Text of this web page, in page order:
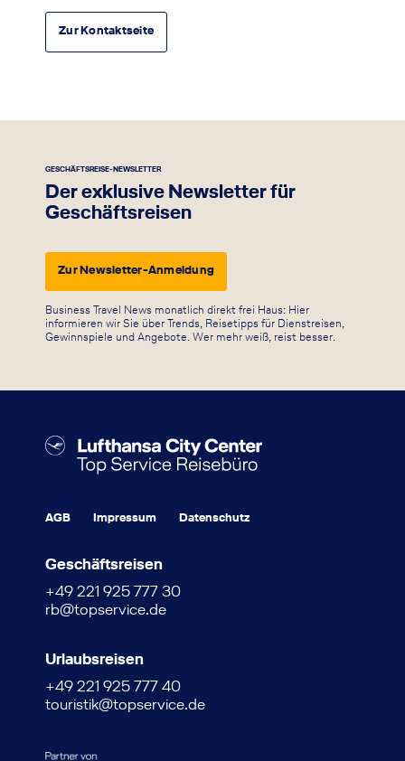
Zur Kontaktseite
GESCHÄFTSREISE-NEWSLETTER
Der exklusive Newsletter für
Geschäftsreisen
Zur Newsletter-Anmeldung
Business Travel News monatlich direkt frei Haus: Hier
informieren wir Sie über Trends, Reisetipps für Dienstreisen,
Gewinnspiele und Angebote. Wer mehr weiß, reist besser.
AGB Impressum Datenschutz
Geschäftsreisen
+49 221 925 777 30
rb@topservice.de
Urlaubsreisen
+49 221 925 777 40
touristik@topservice.de